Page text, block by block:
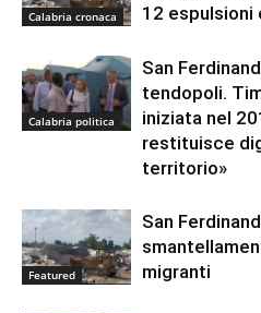
Calabria cronaca
12 espulsioni
Calabria politica
San
tendopoli.
iniziata nel
restituisce
territorio»
Featured
San
migranti